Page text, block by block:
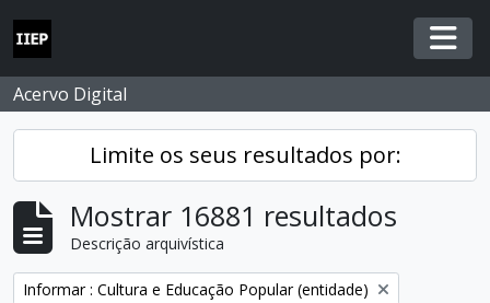
Skip to main content
Acervo Digital
Limite os seus resultados por:
Mostrar 16881 resultados
Descrição arquivística
Remover filtro:
Informar : Cultura e Educação Popular (entidade)